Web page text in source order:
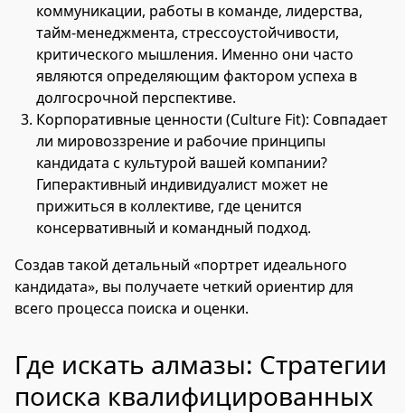
коммуникации, работы в команде, лидерства,
тайм-менеджмента, стрессоустойчивости,
критического мышления. Именно они часто
являются определяющим фактором успеха в
долгосрочной перспективе.
Корпоративные ценности (Culture Fit): Совпадает
ли мировоззрение и рабочие принципы
кандидата с культурой вашей компании?
Гиперактивный индивидуалист может не
прижиться в коллективе, где ценится
консервативный и командный подход.
Создав такой детальный «портрет идеального
кандидата», вы получаете четкий ориентир для
всего процесса поиска и оценки.
Где искать алмазы: Стратегии
поиска квалифицированных